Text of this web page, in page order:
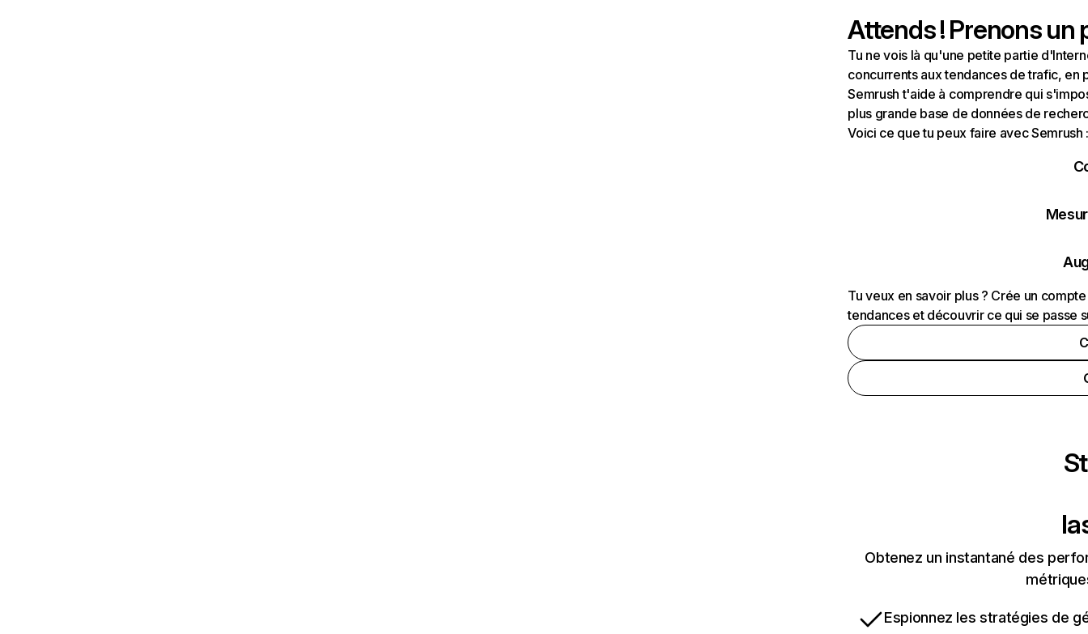
Attends ! Prenons un
Tu ne vois là qu'une petite partie
concurrents aux tendances de trafic, en
Semrush t'aide à comprendre qui
plus grande base de données de
Voici ce que tu peux faire avec Semrush
Tu veux en savoir plus ? Crée un
tendances et découvrir ce qui se passe
Obtenez un instantané des
Espionnez les stratégies de